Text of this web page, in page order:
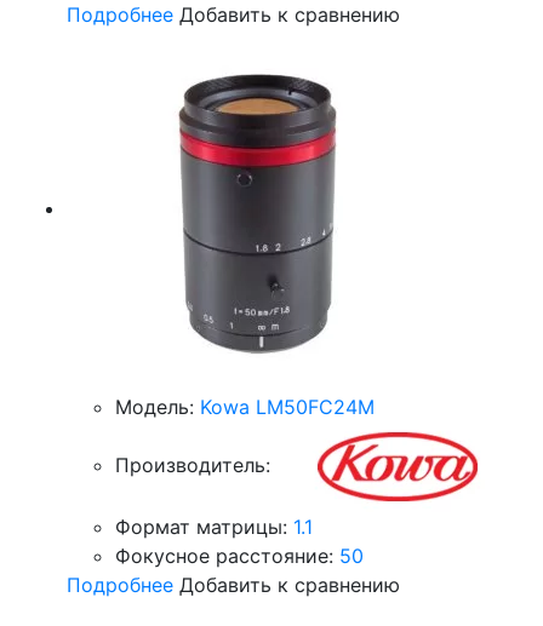
Подробнее Добавить к сравнению
Модель: Kowa LM50FC24M
Производитель:
Формат матрицы: 1.1
Фокусное расстояние: 50
Подробнее Добавить к сравнению